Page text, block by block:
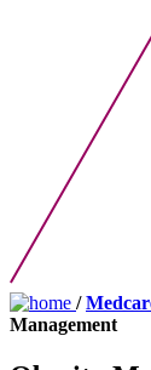
/
Management